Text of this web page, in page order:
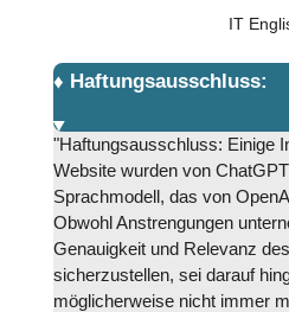
IT
♦️ Haftungsausschluss:
"Haftungsausschluss: Einige
Website wurden von
Sprachmodell, das von
Obwohl Anstrengungen
Genauigkeit und Relevanz
sicherzustellen, sei darauf
möglicherweise nicht immer